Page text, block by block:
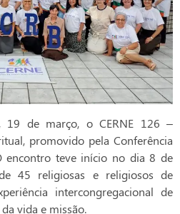
19 de março, o CERNE 126 –
promovido pela Conferência
encontro teve início no dia 8 de
45 religiosas e religiosos de
intercongregacional de
vida e missão.